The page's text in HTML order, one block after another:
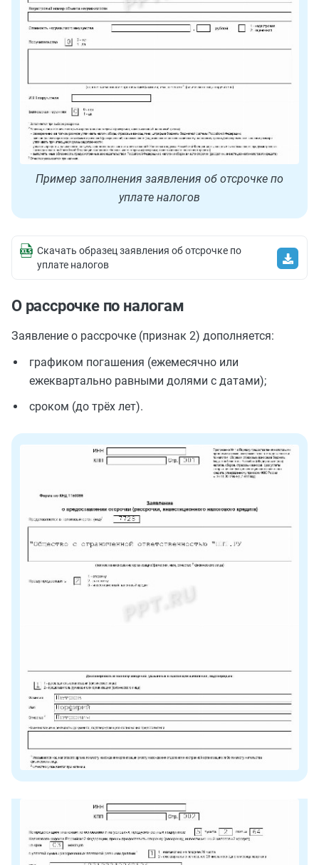
Пример заполнения заявления об отсрочке по
уплате налогов
Скачать образец заявления об отсрочке по
уплате налогов
О рассрочке по налогам
Заявление о рассрочке (признак 2) дополняется:
графиком погашения (ежемесячно или
ежеквартально равными долями с датами);
сроком (до трёх лет).